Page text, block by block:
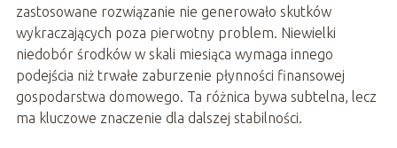
zastosowane rozwiązanie nie generowało skutków
wykraczających poza pierwotny problem. Niewielki
niedobór środków w skali miesiąca wymaga innego
podejścia niż trwałe zaburzenie płynności finansowej
gospodarstwa domowego. Ta różnica bywa subtelna, lecz
ma kluczowe znaczenie dla dalszej stabilności.